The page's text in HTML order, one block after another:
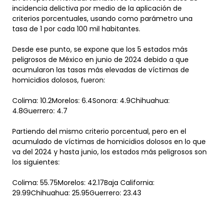
incidencia delictiva por medio de la aplicación de
criterios porcentuales, usando como parámetro una
tasa de 1 por cada 100 mil habitantes.
Desde ese punto, se expone que los 5 estados más
peligrosos de México en junio de 2024 debido a que
acumularon las tasas más elevadas de víctimas de
homicidios dolosos, fueron:
Colima: 10.2Morelos: 6.4Sonora: 4.9Chihuahua:
4.8Guerrero: 4.7
Partiendo del mismo criterio porcentual, pero en el
acumulado de víctimas de homicidios dolosos en lo que
va del 2024 y hasta junio, los estados más peligrosos son
los siguientes:
Colima: 55.75Morelos: 42.17Baja California:
29.99Chihuahua: 25.95Guerrero: 23.43